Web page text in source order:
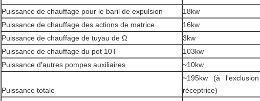
Puissance de chauffage pour le baril de expulsion
18kw
Puissance de chauffage des actions de matrice
16kw
Puissance de chauffage de tuyau de Ω
3kw
Puissance de chauffage du pot 10T
103kw
Puissance d'autres pompes auxiliaires
~10kw
Puissance totale
~195kw (à
réceptrice)